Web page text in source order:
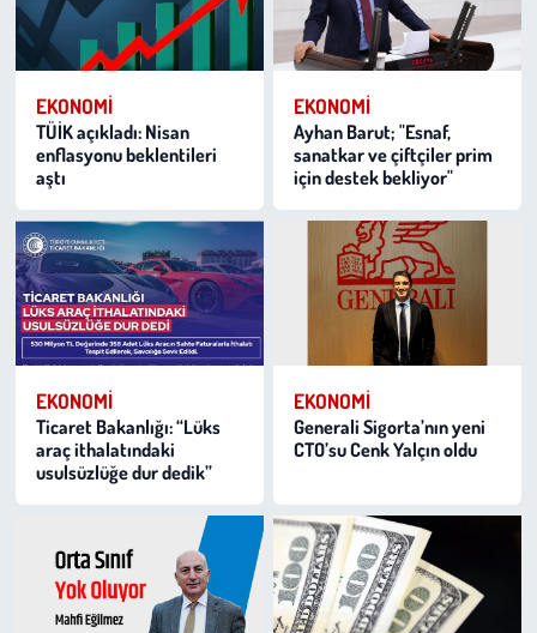
EKONOMI
TÜİK açıkladı: Nisan
enflasyonu beklentileri
aştı
EKONOMI
Ayhan Barut; "Esnaf,
sanatkar ve çiftçiler prim
için destek bekliyor"
EKONOMI
Ticaret Bakanlığı: “Lüks
araç ithalatındaki
usulsüzlüğe dur dedik”
EKONOMI
Generali Sigorta’nın yeni
CTO’su Cenk Yalçın oldu